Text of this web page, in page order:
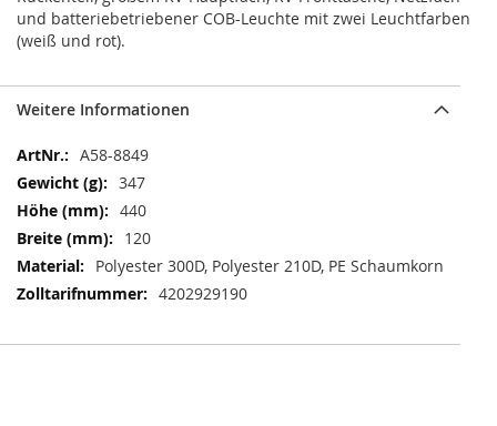
und batteriebetriebener COB-Leuchte mit zwei Leuchtfarben
(weiß und rot).
Weitere Informationen
Weitere
Informationen
A58-8849
347
440
120
Polyester 300D, Polyester 210D, PE Schaumkorn
4202929190